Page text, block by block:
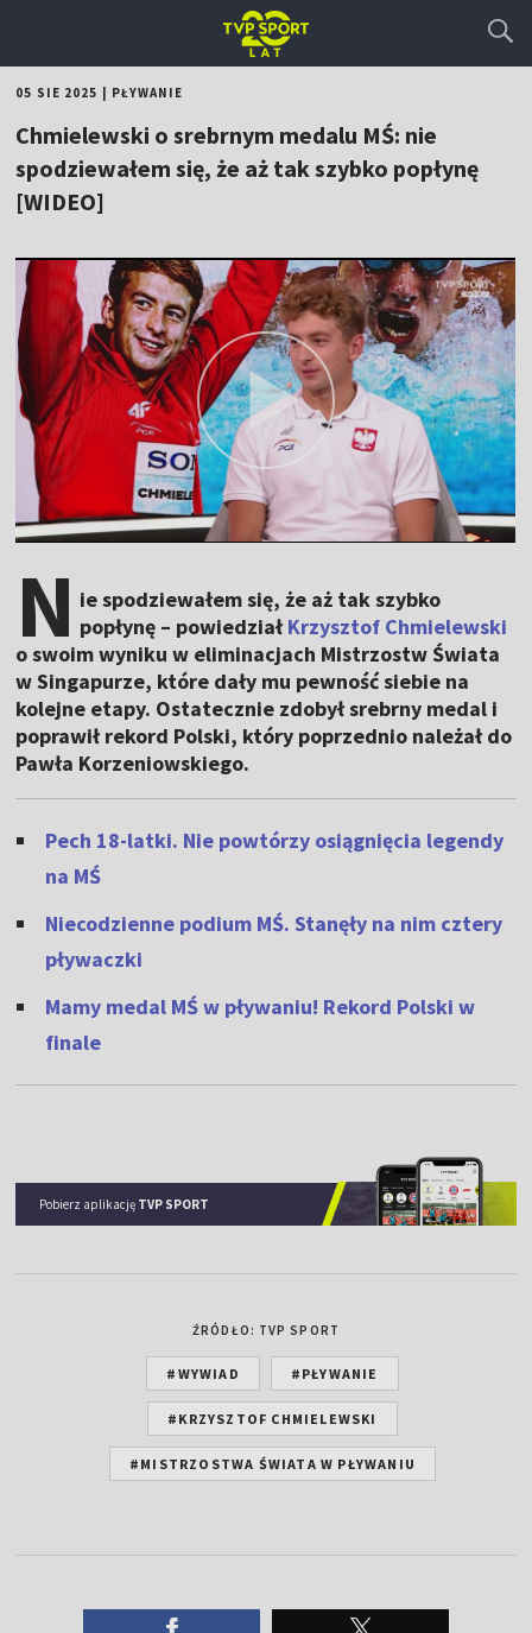
05 SIE 2025 PŁYWANIE
Chmielewski o srebrnym medalu MŚ: nie
spodziewałem się, że aż tak szybko popłynę
[WIDEO]
N ie spodziewałem się, że aż tak szybko
popłynę – powiedziałKrzysztof Chmielewski
o swoim wyniku w eliminacjach Mistrzostw Świata
w Singapurze, które dały mu pewność siebie na
kolejne etapy. Ostatecznie zdobył srebrny medal i
poprawił rekord Polski, który poprzednio należał do
Pawła Korzeniowskiego.
Pech 18-latki. Nie powtórzy osiągnięcia legendy
na MŚ
Niecodzienne podium MŚ. Stanęły na nim cztery
pływaczki
Mamy medal MŚ w pływaniu! Rekord Polski w
finale
Pobierz aplikację TVP SPORT
ŹRÓDŁO: TVP SPORT
#WYWIAD #PŁYWANIE
#KRZYSZTOF CHMIELEWSKI
#MISTRZOSTWA ŚWIATA W PŁYWANIU